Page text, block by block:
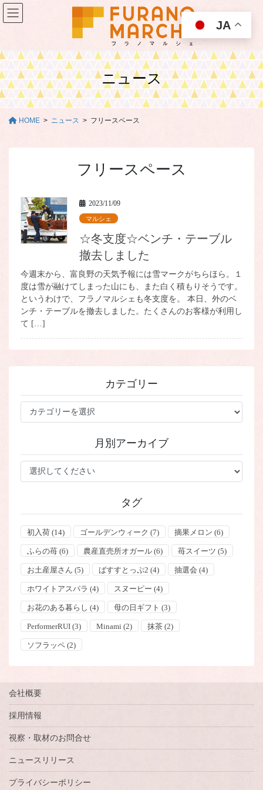
コ
ン
ツ
移
動
ナ
ビ
シ
ン
に
ニュース
HOME ニュース フリースペース
フリースペース
2023/11/09
マルシェ
☆冬支度☆ベンチ・テーブル
撤去しました
今週末から、富良野の天気予報には雪マークがちらほら。１
度は雪が融けてしまった山にも、また白く積もりそうです。
というわけで、フラノマルシェも冬支度を。 本日、外のベ
ンチ・テーブルを撤去しました。たくさんのお客様が利用し
て […]
カテゴリー
ー
月別アーカイブ
タグ
初入荷(14) ゴールデンウィーク (7) 摘果メロン (6)
ふらの苺(6) 農産直売所オガール(6) 苺スイーツ (5)
お土産屋さん (5) ばすすとっぷ2 (4) 抽選会 (4)
ホワイトアスパラ (4) スヌーピー (4)
お花のある暮らし (4) 母の日ギフト (3)
PerformerRUI(3) Minami (2) 抹茶(2)
ソフラッペ(2)
会社概要
採用情報
視察・取材のお問合せ
ニュースリリース
プライバシーポリシー
JA